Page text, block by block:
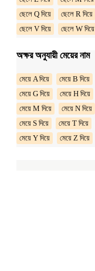
ছেলে Q দিয়ে
ছেলে R দিয়ে
ছেলে V দিয়ে
ছেলে W দিয়ে
অক্ষর অনুযায়ী মেয়ের নাম
মেয়ে A দিয়ে মেয়ে B দিয়ে
মেয়ে G দিয়ে
মেয়ে H দিয়ে
মেয়ে M দিয়ে
মেয়ে N দিয়ে
মেয়ে S দিয়ে
মেয়ে T দিয়ে
মেয়ে Y দিয়ে
মেয়ে Z দিয়ে